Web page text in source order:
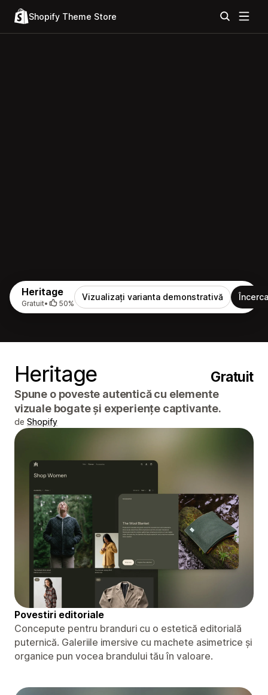
Shopify Theme Store
Heritage
Gratuit• 50%
Vizualizați varianta demonstrativă
Heritage Gratuit
Spune o poveste autentică cu elemente
vizuale bogate și experiențe captivante.
de Shopify
Povestiri editoriale
Concepute pentru branduri cu o estetică editorială
puternică. Galeriile imersive cu machete asimetrice și
organice pun vocea brandului tău în valoare.